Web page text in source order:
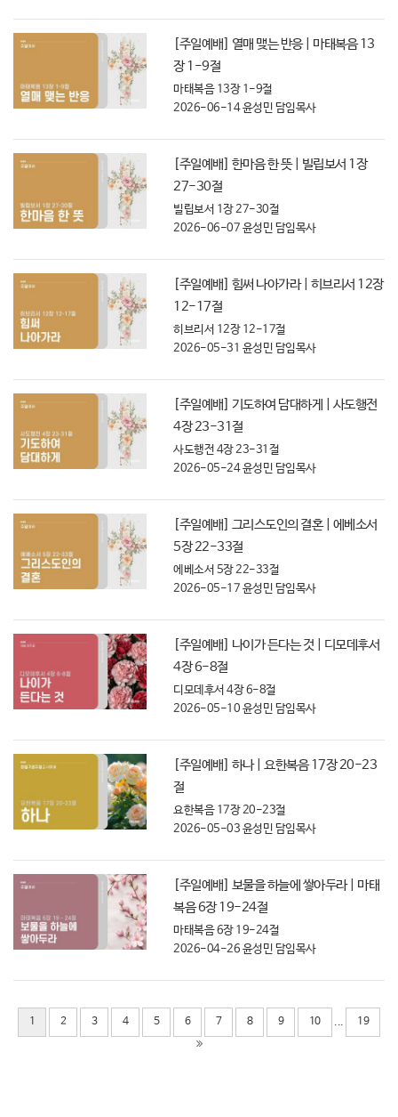
[주일예배] 열매 맺는 반응 | 마태복음 13
장 1-9절
마태복음 13장 1-9절
2026-06-14 윤성민 담임목사
[주일예배] 한마음 한 뜻 | 빌립보서 1장
27-30절
빌립보서 1장 27-30절
2026-06-07 윤성민 담임목사
[주일예배] 힘써 나아가라 | 히브리서 12장
12-17절
히브리서 12장 12-17절
2026-05-31 윤성민 담임목사
[주일예배] 기도하여 담대하게 | 사도행전
4장 23-31절
사도행전 4장 23-31절
2026-05-24 윤성민 담임목사
[주일예배] 그리스도인의 결혼 | 에베소서
5장 22-33절
에베소서 5장 22-33절
2026-05-17 윤성민 담임목사
[주일예배] 나이가 든다는 것 | 디모데후서
4장 6-8절
디모데후서 4장 6-8절
2026-05-10 윤성민 담임목사
[주일예배] 하나 | 요한복음 17장 20-23
절
요한복음 17장 20-23절
2026-05-03 윤성민 담임목사
[주일예배] 보물을 하늘에 쌓아두라 | 마태
복음 6장 19-24절
마태복음 6장 19-24절
2026-04-26 윤성민 담임목사
1 2 3 4 5 6 7 8 9 10 ... 19